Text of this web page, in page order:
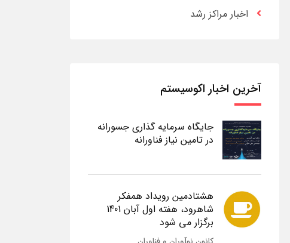
اخبار مراکز رشد
آخرین اخبار اکوسیستم
جایگاه سرمایه گذاری جسورانه
در تامین نیاز فناورانه
هشتادمین رویداد همفکر
شاهرود، هفته اول آبان 1401
برگزار می شود